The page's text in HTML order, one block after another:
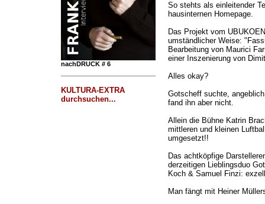
nachDRUCK # 6
KULTURA-EXTRA
durchsuchen...
So stehts als einleitender
hausinternen Homepage.
Das Projekt vom
umständlicher Weise:
Bearbeitung von Maurici
einer Inszenierung von
Alles okay?
Gotscheff suchte,
fand ihn aber nicht.
Allein die Bühne Katrin
mittleren und kleinen
umgesetzt!!
Das achtköpfige
derzeitigen Lieblingsduo
Koch & Samuel Finzi:
Man fängt mit Heiner